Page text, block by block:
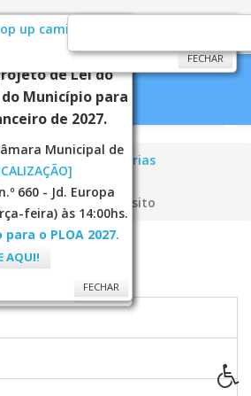
Principal
Secretarias
e Segurança
Multas de Trânsito
FECHAR
PÚBLICA
de Lei do
Município para
de 2027.
Municipal de
660 - Jd. Europa
feira) às 14:00hs.
o PLOA 2027.
AQUI!
FECHAR
FECHAR